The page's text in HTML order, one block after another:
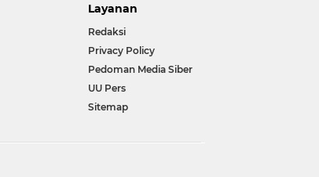
Layanan
Redaksi
Privacy Policy
Pedoman Media Siber
UU Pers
Sitemap